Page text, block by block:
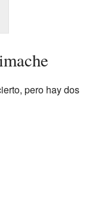
pero hay dos